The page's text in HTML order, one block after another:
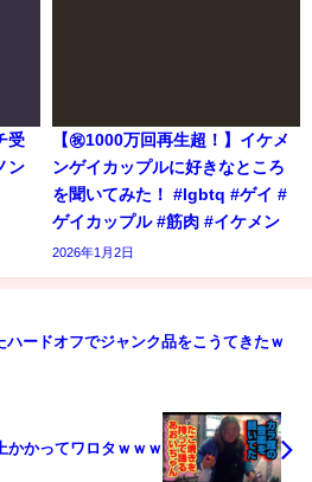
受
ン
【㊗️1000万回再生超！】イケメ
ンゲイカップルに好きなところ
を聞いてみた！ #lgbtq #ゲイ #
ゲイカップル #筋肉 #イケメン
2026年1月2日
ハードオフでジャンク品をこうてきたｗ
かかってワロタｗｗｗ